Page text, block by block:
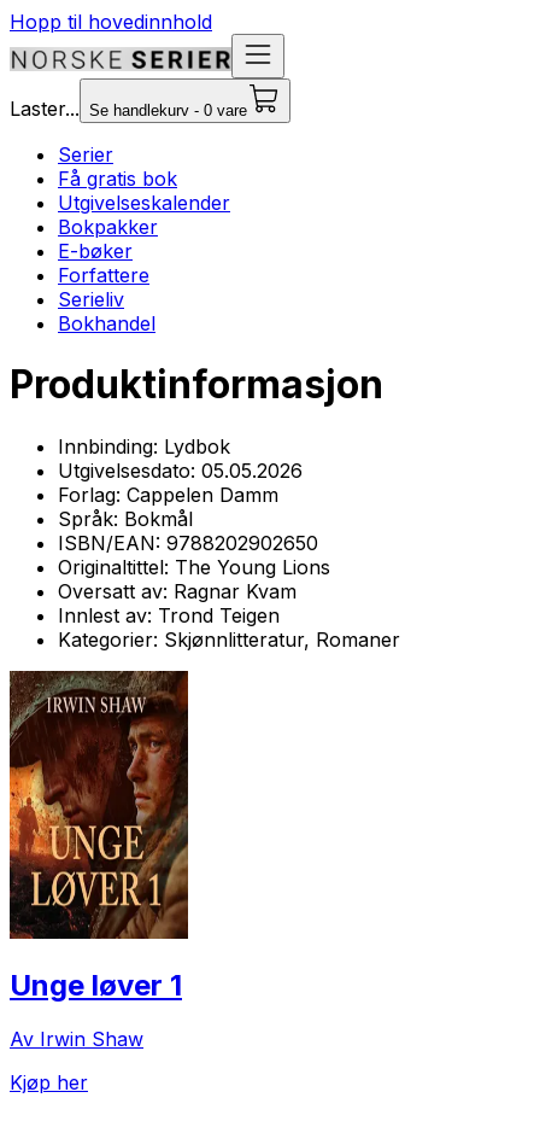
Hopp til hovedinnhold
Laster... Se handlekurv - 0 vare
Serier
Få gratis bok
Utgivelseskalender
Bokpakker
E-bøker
Forfattere
Serieliv
Bokhandel
Produktinformasjon
Innbinding: Lydbok
Utgivelsesdato: 05.05.2026
Forlag: Cappelen Damm
Språk: Bokmål
ISBN/EAN: 9788202902650
Originaltittel: The Young Lions
Oversatt av: Ragnar Kvam
Innlest av: Trond Teigen
Kategorier: Skjønnlitteratur, Romaner
Unge løver 1
Av Irwin Shaw
Kjøp her